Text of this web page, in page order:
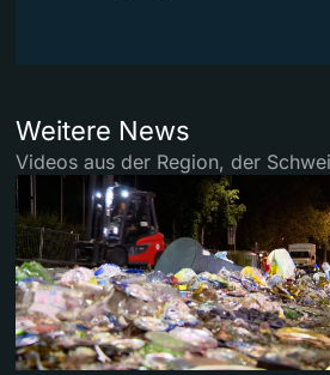
Weitere News
Videos aus der Region, der